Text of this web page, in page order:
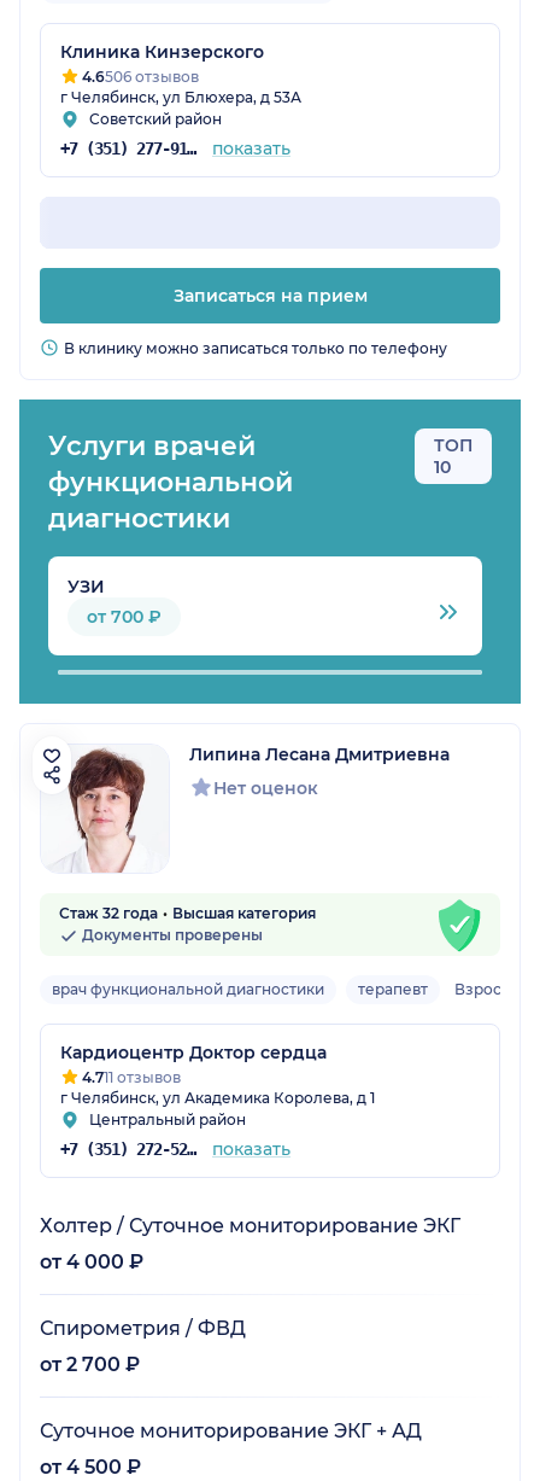
Клиника Кинзерского
4.6506 отзывов
г Челябинск, ул Блюхера, д 53А
Советский район
+7 (351) 277-91-35 показать
Записаться на прием
В клинику можно записаться только по телефону
Услуги врачей
функциональной
диагностики
ТОП
10
УЗИ
от 700 ₽
Липина Лесана Дмитриевна
Нет оценок
Стаж 32 года
Высшая категория
Документы проверены
врач функциональной диагностики терапевт Взрослый
Кардиоцентр Доктор сердца
4.711 отзывов
г Челябинск, ул Академика Королева, д 1
Центральный район
+7 (351) 272-52-64 показать
Холтер / Суточное мониторирование ЭКГ
от 4 000 ₽
Спирометрия / ФВД
от 2 700 ₽
Суточное мониторирование ЭКГ + АД
от 4 500 ₽